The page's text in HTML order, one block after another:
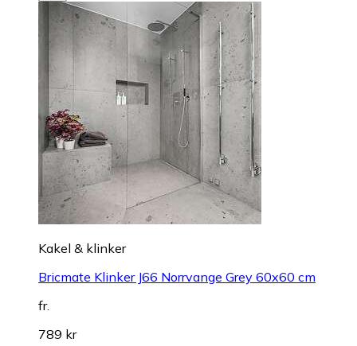
Kakel & klinker
Bricmate Klinker J66 Norrvange Grey 60x60 cm
fr.
789 kr